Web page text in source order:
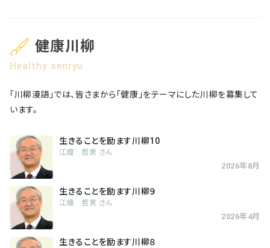
健康川柳
Healthy senryu
「川柳漫語」では、皆さまから「健康」をテーマにした川柳を募集して
います。
生きることを励ます川柳10
江畑 哲男 さん
2026年8月
生きることを励ます川柳９
江畑 哲男 さん
2026年4月
生きることを励ます川柳８